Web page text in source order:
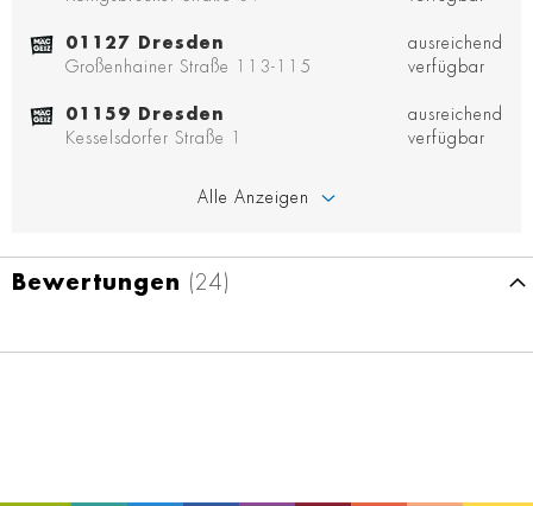
01127 Dresden
Großenhainer Straße 113-115
ausreichend
verfügbar
01159 Dresden
Kesselsdorfer Straße 1
ausreichend
verfügbar
Alle Anzeigen
Bewertungen 24